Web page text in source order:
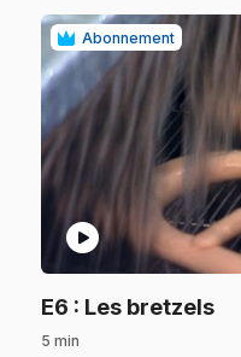
Abonnement
play_circle
E6 : Les bretzels.
5 min